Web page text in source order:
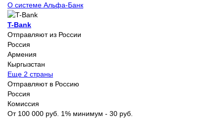
О системе Альфа-Банк
T-Bank
Отправляют из России
Россия
Армения
Кыргызстан
Еще 2 страны
Отправляют в Россию
Россия
Комиссия
От 100 000 руб. 1% минимум - 30 руб.